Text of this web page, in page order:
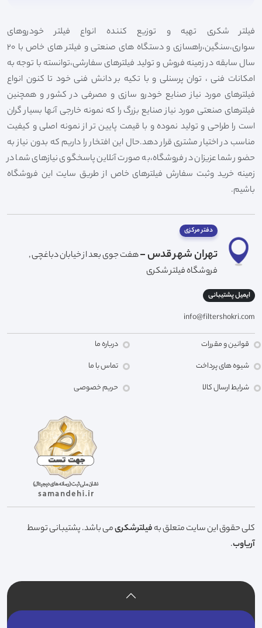
فیلتر شکری تهیه و توزیع کننده انواع فیلتر خودروهای
سواری،سنگین،راهسازی و دستگاه های صنعتی و فیلتر های خاص با 20
سال سابقه در زمینه فروش و تولید فیلترهای سفارشی،توانسته با توجه به
امکانات فنی ، توان پرسنلی و با تکیه بر دانش فنی خود تا کنون انواع
فیلترهای مورد نیاز صنایع خودرو سازی و مصرفی در کشور و همچنین
فیلترهای صنعتی مورد نیاز صنایع بزرگ را که نمونه خارجی آنها بسیار گران
است را طراحی و تولید نموده و با قیمت پایین تر از نمونه اصلی و کیفیت
مناسب در اختیار مشتری قرار دهد.حال این افتخار را داریم که بدون نیاز به
حضور شما عزیزان در فروشگاه،به صورت آنلاین پاسخگوی نیازهای شما در
زمینه خرید وثبت سفارش فیلترهای خاص از طریق سایت این فروشگاه
باشیم.
دفتر مرکزی
تهران شهر قدس -هفت جوی بعد از خیابان دباغچی ,
فروشگاه فیلتر شکری
ایمیل پشتیبانی
info@filtershokri.com
قوانین و مقررات
شیوه های پرداخت
شرایط ارسال کالا
درباره ما
تماس با ما
حریم خصوصی
کلی حقوق این سایت متعلق بهفیلترشکریمی باشد. پشتیبانی توسط
آریاوب.